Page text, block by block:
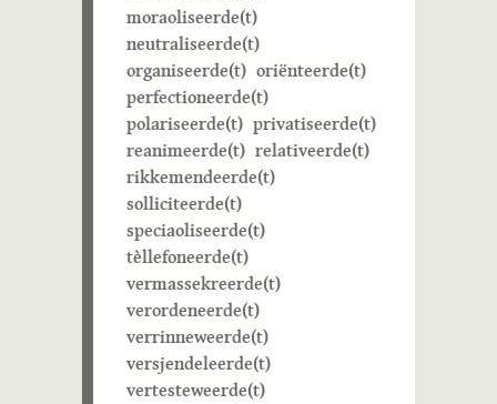
moraoliseerde(t)
neutraliseerde(t)
organiseerde(t) oriënteerde(t)
perfectioneerde(t)
polariseerde(t) privatiseerde(t)
reanimeerde(t) relativeerde(t)
rikkemendeerde(t)
solliciteerde(t)
speciaoliseerde(t)
tèllefoneerde(t)
vermassekreerde(t)
verordeneerde(t)
verrinneweerde(t)
versjendeleerde(t)
vertesteweerde(t)